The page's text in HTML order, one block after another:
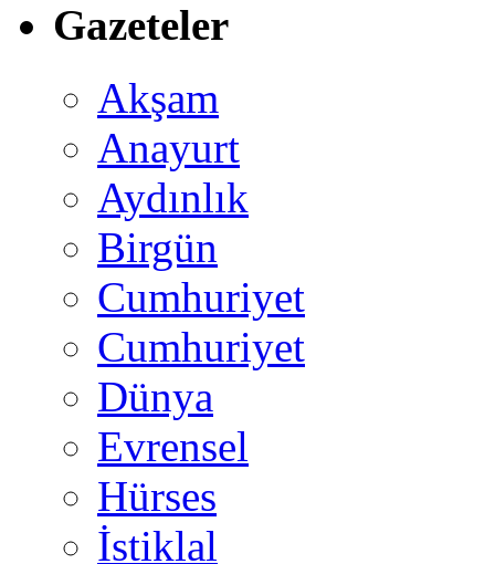
Gazeteler
Akşam
Anayurt
Aydınlık
Birgün
Cumhuriyet
Cumhuriyet
Dünya
Evrensel
Hürses
İstiklal